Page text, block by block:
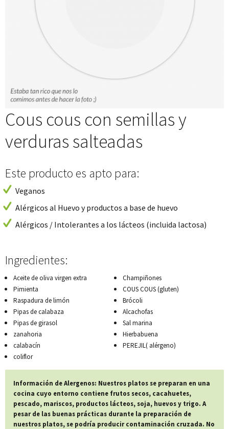
Cous cous con semillas y
verduras salteadas
Este producto es apto para:
Veganos
Alérgicos al Huevo y productos a base de huevo
Alérgicos / Intolerantes a los lácteos (incluida lactosa)
Ingredientes:
Aceite de oliva virgen extra
Pimienta
Raspadura de limón
Pipas de calabaza
Pipas de girasol
zanahoria
calabacín
coliflor
Champiñones
COUS COUS (gluten)
Brócoli
Alcachofas
Sal marina
Hierbabuena
PEREJIL( alérgeno)
Información de Alergenos: Nuestros platos se preparan en una
cocina cuyo entorno contiene frutos secos, cacahuetes,
pescado, mariscos, productos lácteos, soja, huevos y trigo. A
pesar de las buenas prácticas durante la preparación de
nuestros platos, se podría producir contaminación cruzada. No